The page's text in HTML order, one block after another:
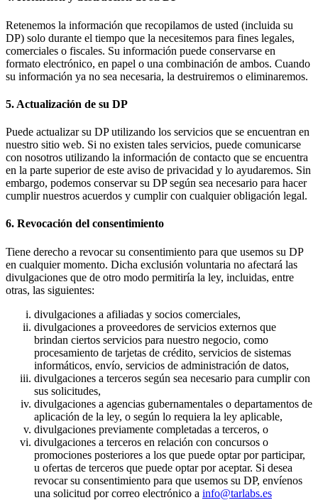
Retenemos la información que recopilamos de usted (incluida su
DP) solo durante el tiempo que la necesitemos para fines legales,
comerciales o fiscales. Su información puede conservarse en
formato electrónico, en papel o una combinación de ambos. Cuando
su información ya no sea necesaria, la destruiremos o eliminaremos.
5. Actualización de su DP
Puede actualizar su DP utilizando los servicios que se encuentran en
nuestro sitio web. Si no existen tales servicios, puede comunicarse
con nosotros utilizando la información de contacto que se encuentra
en la parte superior de este aviso de privacidad y lo ayudaremos. Sin
embargo, podemos conservar su DP según sea necesario para hacer
cumplir nuestros acuerdos y cumplir con cualquier obligación legal.
6. Revocación del consentimiento
Tiene derecho a revocar su consentimiento para que usemos su DP
en cualquier momento. Dicha exclusión voluntaria no afectará las
divulgaciones que de otro modo permitiría la ley, incluidas, entre
otras, las siguientes:
divulgaciones a afiliadas y socios comerciales,
divulgaciones a proveedores de servicios externos que
brindan ciertos servicios para nuestro negocio, como
procesamiento de tarjetas de crédito, servicios de sistemas
informáticos, envío, servicios de administración de datos,
divulgaciones a terceros según sea necesario para cumplir con
sus solicitudes,
divulgaciones a agencias gubernamentales o departamentos de
aplicación de la ley, o según lo requiera la ley aplicable,
divulgaciones previamente completadas a terceros, o
divulgaciones a terceros en relación con concursos o
promociones posteriores a los que puede optar por participar,
u ofertas de terceros que puede optar por aceptar. Si desea
revocar su consentimiento para que usemos su DP, envíenos
una solicitud por correo electrónico a info@tarlabs.es